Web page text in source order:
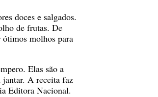
doces e salgados.
de frutas. De
ótimos molhos para
Elas são a
jantar. A receita faz
Editora Nacional.